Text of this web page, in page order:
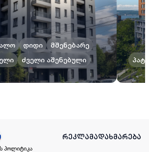
დიდი
მშენებარე
ძველი აშენებული
რეკლამადახმარება
პოლიტიკა